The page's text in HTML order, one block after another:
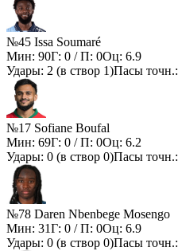
№45 Issa Soumaré
Мин: 90Г: 0 / П: 0Оц: 6.9
Удары: 2 (в створ 1)Пасы точн.:
№17 Sofiane Boufal
Мин: 69Г: 0 / П: 0Оц: 6.2
Удары: 0 (в створ 0)Пасы точн.:
№78 Daren Nbenbege Mosengo
Мин: 31Г: 0 / П: 0Оц: 6.9
Удары: 0 (в створ 0)Пасы точн.: